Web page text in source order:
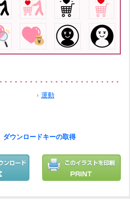
運動
ダウンロードキーの取得